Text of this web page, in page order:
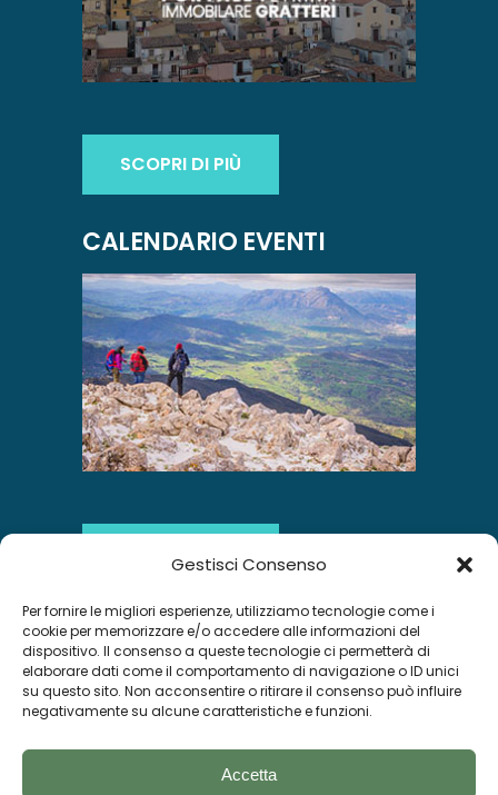
Gestisci Consenso
Per fornire le migliori esperienze, utilizziamo tecnologie come i
cookie per memorizzare e/o accedere alle informazioni del
dispositivo. Il consenso a queste tecnologie ci permetterà di
elaborare dati come il comportamento di navigazione o ID unici
su questo sito. Non acconsentire o ritirare il consenso può influire
negativamente su alcune caratteristiche e funzioni.
Accetta
SCOPRI DI PIÙ
CALENDARIO EVENTI
SCOPRI DI PIÙ
INSTAGRAM
Segui su Instagram